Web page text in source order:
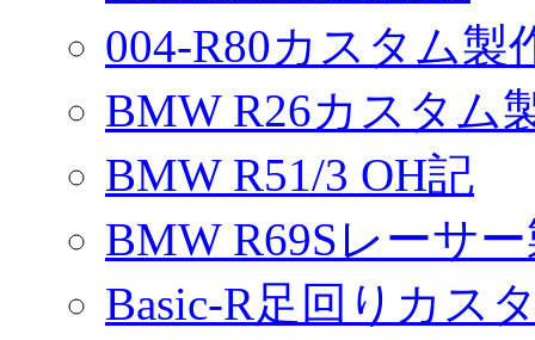
004-R80カスタム製
BMW R26カスタム
BMW R51/3 OH記
BMW R69Sレーサ
Basic-R足回りカス